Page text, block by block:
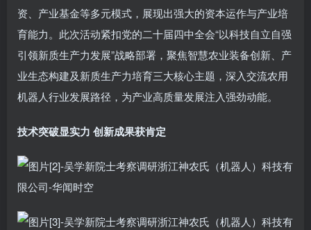
资、产业基金等多元模式，展现出强大的资本运作与产业培
育能力。此次活动紧扣党的二十届四中全会“以科技自立自强
引领新质生产力发展”战略部署，聚焦智慧农业装备创新、产
业生态构建及新质生产力培育三大核心主题，深入交流农用
机器人行业发展路径，为产业高质量发展注入强劲动能。
技术突破显实力 创新成果获肯定